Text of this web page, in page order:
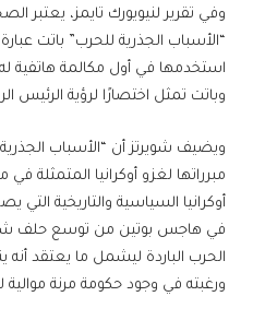
وفي تقرير لنيويورك تايمز، يعتبر
“الأسباب الجذرية للحرب” باتت
استخدمها في أول مكالمة هاتفية
وباتت تمثل اختصارًا لرؤية الرئيس
ويضيف شويرتز أن “الأسباب
مبرراتها لغزو أوكرانيا المتمثلة
أوكرانيا السياسية والتاريخية
في هاجس بوتين من توسع حلف
الحرب الباردة ليشمل ما يعتقد
ورغبته في وجود حكومة مرنة